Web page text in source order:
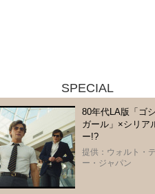
SPECIAL
80年代LA版「ゴ
ガール」×シリア
ー!?
提供：ウォルト・
ー・ジャパン